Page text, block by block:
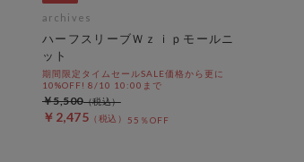
archives
ハーフスリーブＷｚｉｐモールニ
ット
期間限定タイムセールSALE価格から更に
10%OFF! 8/10 10:00まで
￥2,475 55％OFF
￥5,500